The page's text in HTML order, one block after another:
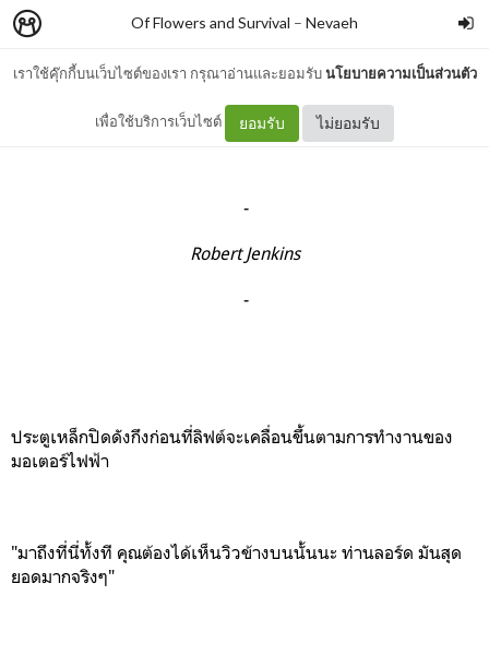
เราใช้คุ๊กกี้บนเว็บไซต์ของเรา กรุณาอ่านและยอมรับนโยบายความเป็นส่วนตัว
เพื่อใช้บริการเว็บไซต์ ยอมรับ ไม่ยอมรับ
Of Flowers and Survival – Nevaeh
โรคกลัวความสูง
-
Robert Jenkins
-
ประตูเหล็กปิดดังกึงก่อนที่ลิฟต์จะเคลื่อนขึ้นตามการทำงานของ
มอเตอร์ไฟฟ้า
"มาถึงที่นี่ทั้งที คุณต้องได้เห็นวิวข้างบนนั้นนะ ท่านลอร์ด มันสุด
ยอดมากจริงๆ"